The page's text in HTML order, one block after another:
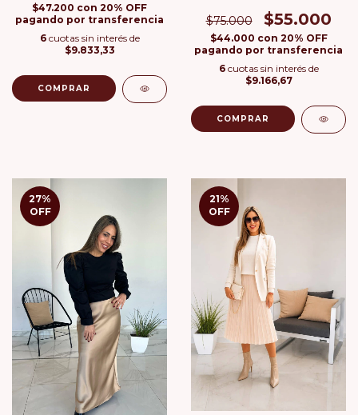
$47.200 con 20% OFF
pagando por transferencia
6 cuotas sin interés de
$9.833,33
COMPRAR
$75.000 $55.000
$44.000 con 20% OFF
pagando por transferencia
6 cuotas sin interés de
$9.166,67
COMPRAR
27%
OFF
21%
OFF